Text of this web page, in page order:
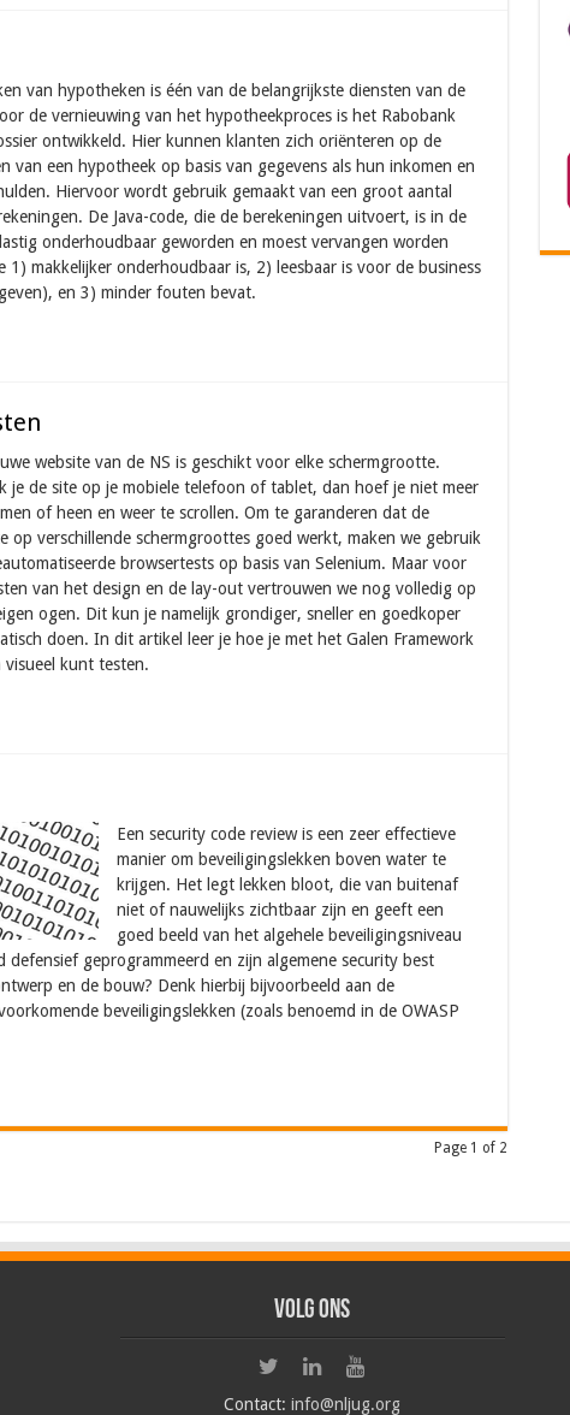
van hypotheken is één van de belangrijkste diensten van de
de vernieuwing van het hypotheekproces is het Rabobank
ontwikkeld. Hier kunnen klanten zich oriënteren op de
van een hypotheek op basis van gegevens als hun inkomen en
Hiervoor wordt gebruik gemaakt van een groot aantal
De Java-code, die de berekeningen uitvoert, is in de
onderhoudbaar geworden en moest vervangen worden
1) makkelijker onderhoudbaar is, 2) leesbaar is voor de business
en 3) minder fouten bevat.
website van de NS is geschikt voor elke schermgrootte.
je de site op je mobiele telefoon of tablet, dan hoef je niet meer
of heen en weer te scrollen. Om te garanderen dat de
op verschillende schermgroottes goed werkt, maken we gebruik
browsertests op basis van Selenium. Maar voor
van het design en de lay-out vertrouwen we nog volledig op
ogen. Dit kun je namelijk grondiger, sneller en goedkoper
doen. In dit artikel leer je hoe je met het Galen Framework
visueel kunt testen.
Een security code review is een zeer effectieve
manier om beveiligingslekken boven water te
krijgen. Het legt lekken bloot, die van buitenaf
niet of nauwelijks zichtbaar zijn en geeft een
goed beeld van het algehele beveiligingsniveau
defensief geprogrammeerd en zijn algemene security best
en de bouw? Denk hierbij bijvoorbeeld aan de
beveiligingslekken (zoals benoemd in de OWASP
Page 1 of 2
Volg ons
Contact:info@nljug.org